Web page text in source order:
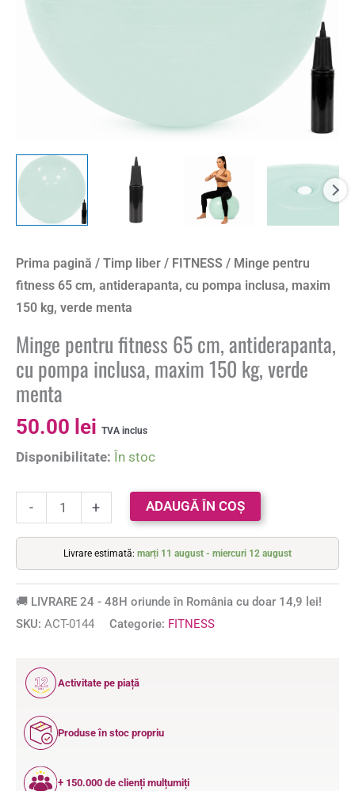
Prima pagină / Timp liber / FITNESS / Minge pentru
fitness 65 cm, antiderapanta, cu pompa inclusa, maxim
150 kg, verde menta
Minge pentru fitness 65 cm, antiderapanta,
cu pompa inclusa, maxim 150 kg, verde
menta
50.00 lei TVA inclus
Disponibilitate: În stoc
-
pompa
inclusa,
maxim
+ ADAUGĂ ÎN COȘ
Livrare estimată: marți 11 august - miercuri 12 august
🚚 LIVRARE 24 - 48H oriunde în România cu doar 14,9 lei!
SKU: ACT-0144 Categorie: FITNESS
12
ANI
Activitate pe piață
Produse în stoc propriu
+ 150.000 de clienți mulțumiți